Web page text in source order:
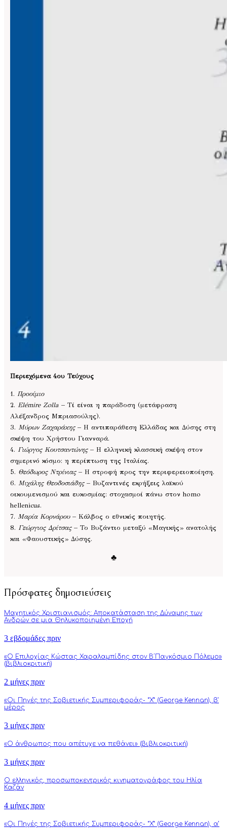
Περιεχόμενα 4ου Τεύχους
1. Προοίμιο
2. Elémire Zolla – Τί είναι η παράδοση (μετάφραση
Αλέξανδρος Μπριασούλης).
3. Μύρων Ζαχαράκης– Η αντιπαράθεση Ελλάδας και Δύσης στη
σκέψη του Χρήστου Γιανναρά.
4. Γιώργος Κουτσαντώνης– Η ελληνική κλασσική σκέψη στον
σημερινό κόσμο: η περίπτωση της Ιταλίας.
5. Θεόδωρος Ντρίνιας– Η στροφή προς την περιφερειοποίηση.
6. Μιχάλης Θεοδοσιάδης– Βυζαντινές εκρήξεις λαϊκού
οικουμενισμού και ευκοσμίας: στοχασμοί πάνω στον homo
hellenicus.
7. Μαρία Κορνάρου– Κάλβος ο εθνικός ποιητής.
8. Γεώργιος Δρίτσας– Το Βυζάντιο μεταξύ «Μαγικής» ανατολής
και «Φαουστικής» Δύσης.
♣
Πρόσφατες δημοσιεύσεις
Μαχητικός Χριστιανισμός: Αποκατάσταση της Δύναμης των
Ανδρών σε μια Θηλυκοποιημένη Εποχή
3 εβδομάδες πριν
«Ο Επιλοχίας Κώστας Χαραλαμπίδης στον Β΄Παγκόσμιο Πόλεμο»
(βιβλιοκριτική)
2 μήνες πριν
«Οι Πηγές της Σοβιετικής Συμπεριφοράς- “Χ” (George Kennan), β’
μέρος
3 μήνες πριν
«Ο άνθρωπος που απέτυχε να πεθάνει» (βιβλιοκριτική)
3 μήνες πριν
Ο ελληνικός, προσωποκεντρικός κινηματογράφος του Ηλία
Καζάν
4 μήνες πριν
«Οι Πηγές της Σοβιετικής Συμπεριφοράς- “Χ” (George Kennan), α’